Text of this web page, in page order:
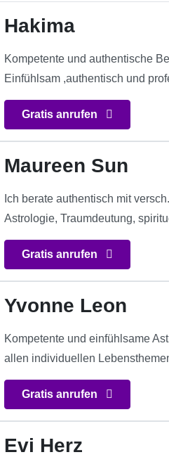
Hakima
Kompetente und authentische
Einfühlsam ,authentisch und
Gratis anrufen
Maureen Sun
Ich berate authentisch mit
Astrologie, Traumdeutung,
Gratis anrufen
Yvonne Leon
Kompetente und einfühlsame
allen individuellen
Gratis anrufen
Evi Herz